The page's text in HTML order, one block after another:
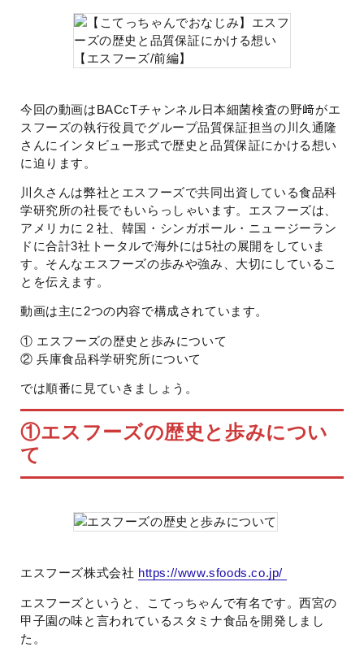
今回の動画はBACcTチャンネル日本細菌検査の野﨑がエ
スフーズの執行役員でグループ品質保証担当の川久通隆
さんにインタビュー形式で歴史と品質保証にかける想い
に迫ります。
川久さんは弊社とエスフーズで共同出資している食品科
学研究所の社長でもいらっしゃいます。エスフーズは、
アメリカに２社、韓国・シンガポール・ニュージーラン
ドに合計3社トータルで海外には5社の展開をしていま
す。そんなエスフーズの歩みや強み、大切にしているこ
とを伝えます。
動画は主に2つの内容で構成されています。
① エスフーズの歴史と歩みについて
② 兵庫食品科学研究所について
では順番に見ていきましょう。
①エスフーズの歴史と歩みについ
て
エスフーズ株式会社 https://www.sfoods.co.jp/
エスフーズというと、こてっちゃんで有名です。西宮の
甲子園の味と言われているスタミナ食品を開発しまし
た。